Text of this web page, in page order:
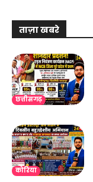
ताज़ा खबरे
छत्तीसगढ़
कोरिया